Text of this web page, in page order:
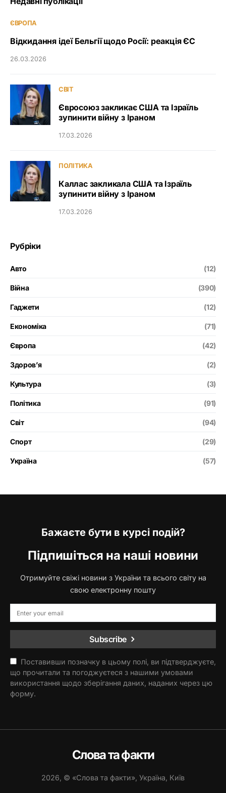
ЄВРОПА
Відкидання ідеї Бельгії щодо Росії: реакція ЄС
26.03.2026
СВІТ
Євросоюз закликає США та Ізраїль
зупинити війну з Іраном
17.03.2026
ПОЛІТИКА
Каллас закликала США та Ізраїль
зупинити війну з Іраном
17.03.2026
Рубріки
Авто (12)
Війна (390)
Гаджети (12)
Економіка (71)
Європа (42)
Здоров’я (2)
Культура (3)
Політика (91)
Світ (94)
Спорт (29)
Україна (57)
Бажаєте бути в курсі подій?
Підпишіться на наші новини
Отримуйте свіжі новини з України та всього світу на
свою електронну пошту
Subscribe
Поставивши позначку в цьому полі, ви підтверджуєте,
що прочитали та погоджуєтеся з нашими умовами
використання щодо зберігання даних, наданих через цю
форму.
Слова та факти
2026, © «Слова та факти», Україна, Київ